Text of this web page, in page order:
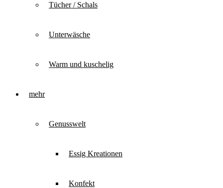
Tücher / Schals
Unterwäsche
Warm und kuschelig
mehr
Genusswelt
Essig Kreationen
Konfekt